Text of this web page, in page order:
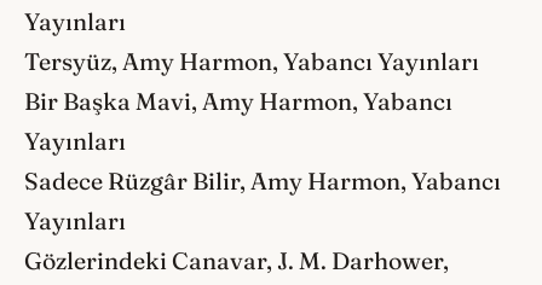
Yayınları
Tersyüz, Amy Harmon, Yabancı Yayınları
Bir Başka Mavi, Amy Harmon, Yabancı
Yayınları
Sadece Rüzgâr Bilir, Amy Harmon, Yabancı
Yayınları
Gözlerindeki Canavar, J. M. Darhower,